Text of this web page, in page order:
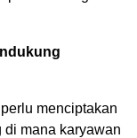
menciptakan
di mana karyawan